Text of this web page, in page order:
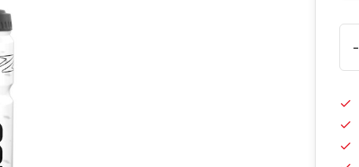
-